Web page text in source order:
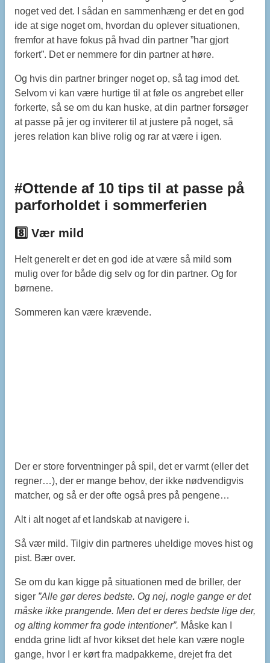
noget ved det. I sådan en sammenhæng er det en god
ide at sige noget om, hvordan du oplever situationen,
fremfor at have fokus på hvad din partner ”har gjort
forkert”. Det er nemmere for din partner at høre.
Og hvis din partner bringer noget op, så tag imod det.
Selvom vi kan være hurtige til at føle os angrebet eller
forkerte, så se om du kan huske, at din partner forsøger
at passe på jer og inviterer til at justere på noget, så
jeres relation kan blive rolig og rar at være i igen.
#Ottende af 10 tips til at passe på
parforholdet i sommerferien
8️⃣ Vær mild
Helt generelt er det en god ide at være så mild som
mulig over for både dig selv og for din partner. Og for
børnene.
Sommeren kan være krævende.
Der er store forventninger på spil, det er varmt (eller det
regner…), der er mange behov, der ikke nødvendigvis
matcher, og så er der ofte også pres på pengene…
Alt i alt noget af et landskab at navigere i.
Så vær mild. Tilgiv din partneres uheldige moves hist og
pist. Bær over.
Se om du kan kigge på situationen med de briller, der
siger ”Alle gør deres bedste. Og nej, nogle gange er det
måske ikke prangende. Men det er deres bedste lige der,
og alting kommer fra gode intentioner”. Måske kan I
endda grine lidt af hvor kikset det hele kan være nogle
gange, hvor I er kørt fra madpakkerne, drejet fra det